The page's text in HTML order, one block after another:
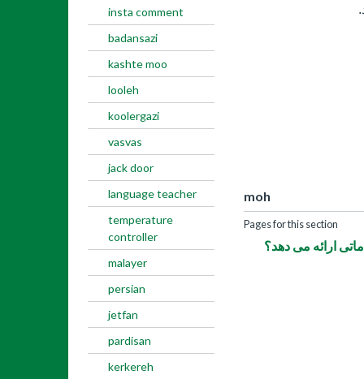
insta comment
badansazi
kashte moo
looleh
koolergazi
vasvas
jack door
language teacher
temperature
controller
malayer
persian
jetfan
pardisan
kerkereh
moh
Pages for this section
ارائه می دهد؟